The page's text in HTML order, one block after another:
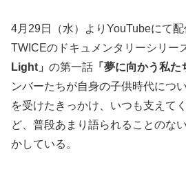
4月29日（水）よりYouTubeにて
TWICEのドキュメンタリーシリー
Light」 の第一話 「夢に向かう私た
ンバーたちが自身の子供時代につ
を受けたきっかけ、いつも支えて
ど、普段あまり語られることのな
かしている。